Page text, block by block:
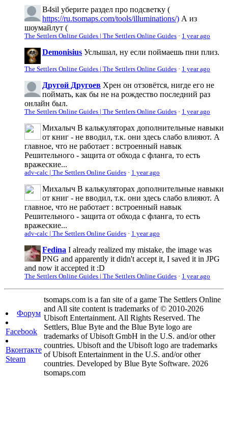
B4sil уберите раздел про подсветку (
https://ru.tsomaps.com/tools/illuminations/) А из
шоумайлут (
The Settlers Online Guides | The Settlers Online Guides · 1 year ago
Demonisius Услышал, ну если поймаешь пни плиз.
The Settlers Online Guides | The Settlers Online Guides · 1 year ago
Другой Другоев Хрен он отзовётся, нигде его не
поймать, как бы не на рождество последний раз
онлайн был.
The Settlers Online Guides | The Settlers Online Guides · 1 year ago
Михалыч В калькуляторах дополнительные навыки
от книг - не вводил, т.к. они здесь слабо влияют. А
главное, что не работает : встроенный навык
Решительного - защита от обхода с фланга, то есть
вражеские...
adv-calc | The Settlers Online Guides · 1 year ago
Михалыч В калькуляторах дополнительные навыки
от книг - не вводил, т.к. они здесь слабо влияют. А
главное, что не работает : встроенный навык
Решительного - защита от обхода с фланга, то есть
вражеские...
adv-calc | The Settlers Online Guides · 1 year ago
Fedina I already realized my mistake, the image was
PNG and apparently it didn't accept it, I saved it in JPG
and now it accepted it :D
The Settlers Online Guides | The Settlers Online Guides · 1 year ago
Форум
Facebook
Вконтакте
Steam
tsomaps.com is a fan site of a game The Settlers Online
and All site content is trademarks of © 2010-2026
Ubisoft Entertainment. All Rights Reserved. The
Settlers, Blue Byte and the Blue Byte logo are
trademarks of Ubisoft GmbH in the U.S. and/or other
countries. Ubisoft and the Ubisoft logo are trademarks
of Ubisoft Entertainment in the U.S. and/or other
countries. Developed by Blue Byte Software. 2026
tsomaps.com